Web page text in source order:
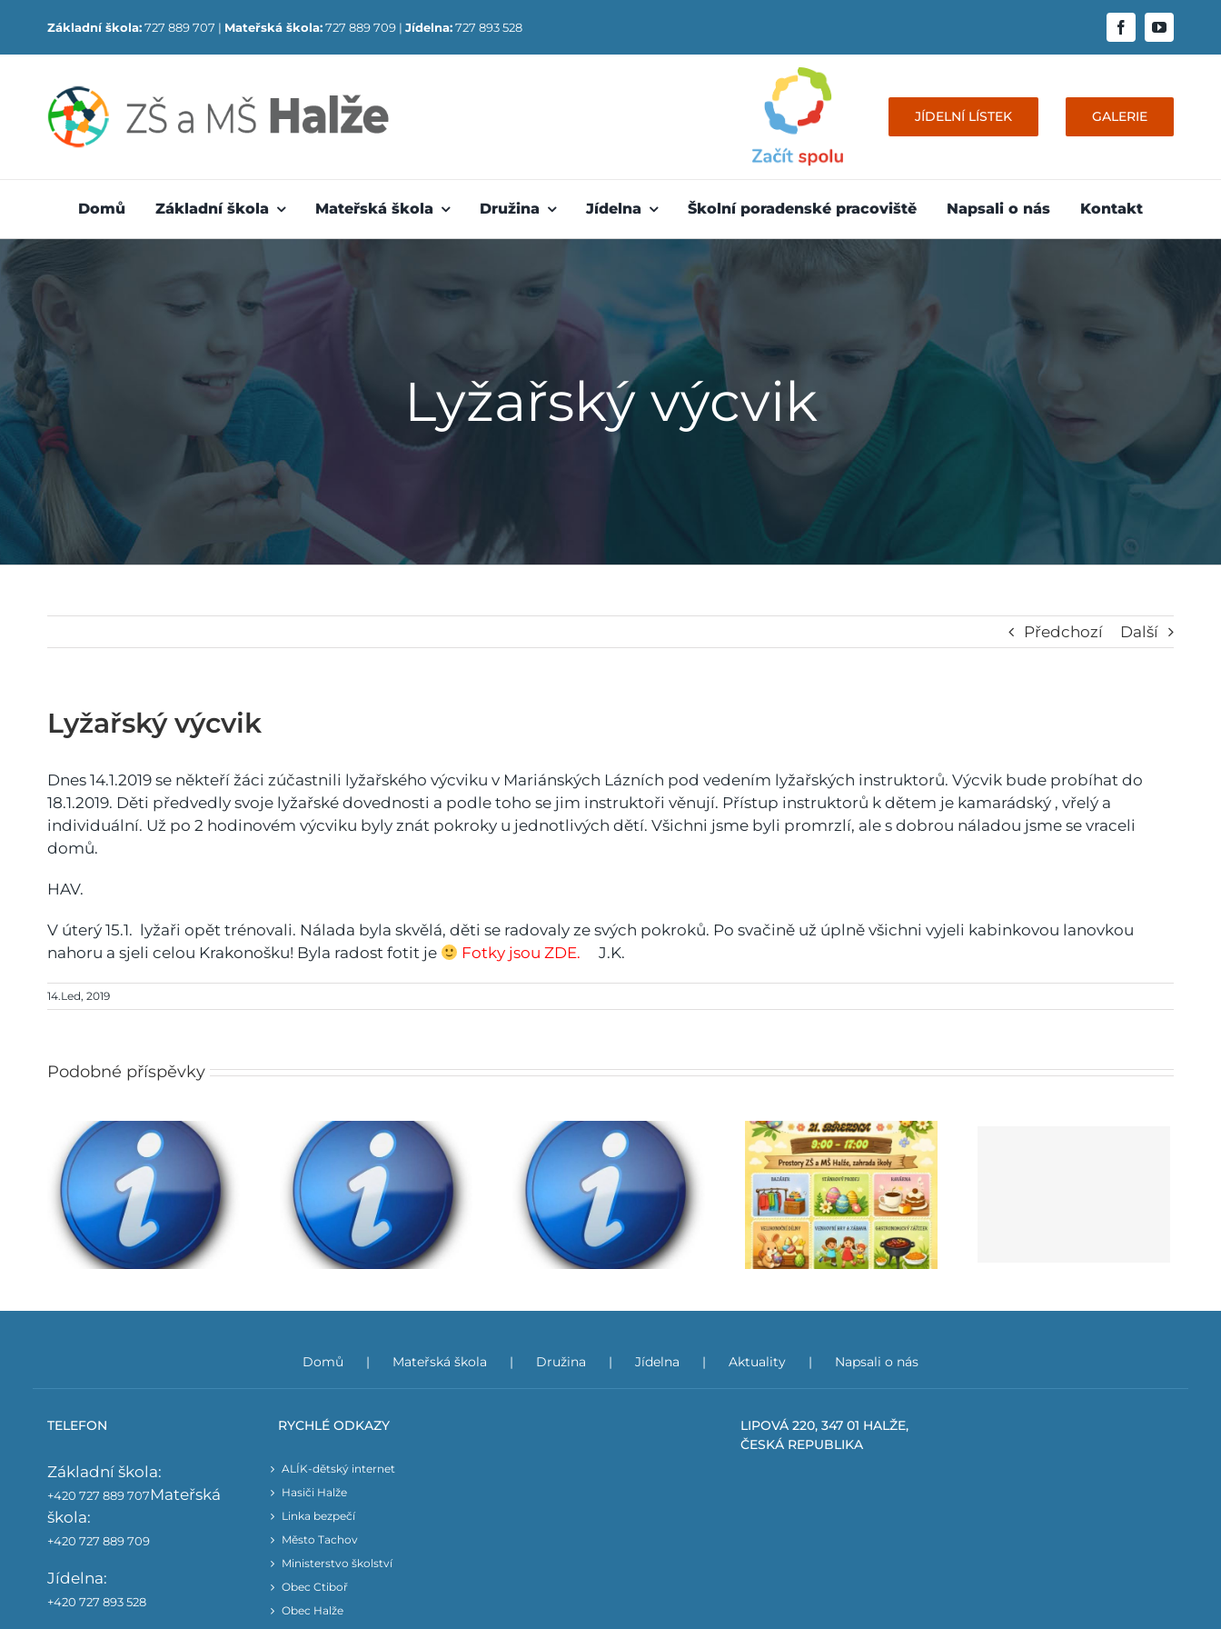
content
Základní škola:727 889 707 | Mateřská škola:727 889 709 | Jídelna:727 893 528
JÍDELNÍ LÍSTEK GALERIE
Domů Základní škola Mateřská škola Družina Jídelna Školní poradenské pracoviště Napsali o nás Kontakt
Lyžařský výcvik
Předchozí Další
Lyžařský výcvik
Dnes 14.1.2019 se někteří žáci zúčastnili lyžařského výcviku v Mariánských Lázních pod vedením lyžařských instruktorů. Výcvik bude probíhat do
18.1.2019. Děti předvedly svoje lyžařské dovednosti a podle toho se jim instruktoři věnují. Přístup instruktorů k dětem je kamarádský , vřelý a
individuální. Už po 2 hodinovém výcviku byly znát pokroky u jednotlivých dětí. Všichni jsme byli promrzlí, ale s dobrou náladou jsme se vraceli
domů.
HAV.
V úterý 15.1. lyžaři opět trénovali. Nálada byla skvělá, děti se radovaly ze svých pokroků. Po svačině už úplně všichni vyjeli kabinkovou lanovkou
nahoru a sjeli celou Krakonošku! Byla radost fotit je
Fotky jsou ZDE. J.K.
14.Led, 2019
Podobné příspěvky
Rozhodnutí o přijetí do
ZŠ na školní rok
2026/2027
Obědy do škol Jarmark
Zápis do 1. ročníku ZŠ
pro školní rok 2026/27
Domů Mateřská škola Družina Jídelna Aktuality Napsali o nás
TELEFON
Základní škola:
+420 727 889 707Mateřská
škola:
+420 727 889 709
Jídelna:
+420 727 893 528
RYCHLÉ ODKAZY
ALÍK-dětský internet
Hasiči Halže
Linka bezpečí
Město Tachov
Ministerstvo školství
Obec Ctiboř
Obec Halže
LIPOVÁ 220, 347 01 HALŽE,
ČESKÁ REPUBLIKA